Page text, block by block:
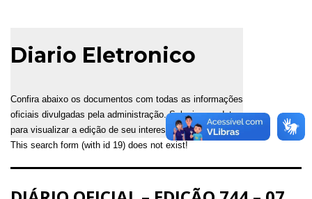
Diario Eletronico
Confira abaixo os documentos com todas as informações
oficiais divulgadas pela administração. Selecione a data
para visualizar a edição de seu interesse.
This search form (with id 19) does not exist!